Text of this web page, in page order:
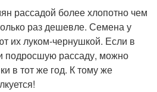
рассадой более хлопотно чем
раз дешевле. Семена у
их луком-чернушкой. Если в
подросшую рассаду, можно
в тот же год. К тому же